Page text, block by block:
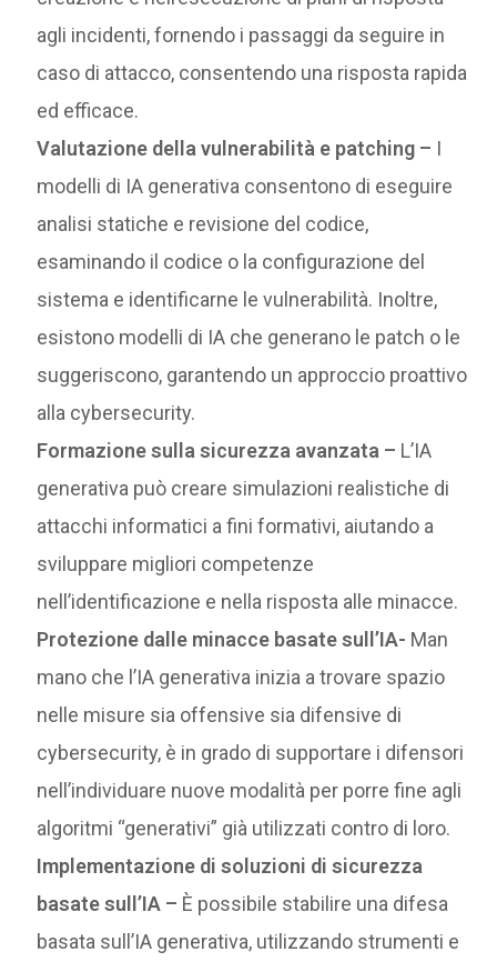
agli incidenti, fornendo i passaggi da seguire in
caso di attacco, consentendo una risposta rapida
ed efficace.
Valutazione della vulnerabilità e patching – I
modelli di IA generativa consentono di eseguire
analisi statiche e revisione del codice,
esaminando il codice o la configurazione del
sistema e identificarne le vulnerabilità. Inoltre,
esistono modelli di IA che generano le patch o le
suggeriscono, garantendo un approccio proattivo
alla cybersecurity.
Formazione sulla sicurezza avanzata – L’IA
generativa può creare simulazioni realistiche di
attacchi informatici a fini formativi, aiutando a
sviluppare migliori competenze
nell’identificazione e nella risposta alle minacce.
Protezione dalle minacce basate sull’IA- Man
mano che l’IA generativa inizia a trovare spazio
nelle misure sia offensive sia difensive di
cybersecurity, è in grado di supportare i difensori
nell’individuare nuove modalità per porre fine agli
algoritmi “generativi” già utilizzati contro di loro.
Implementazione di soluzioni di sicurezza
basate sull’IA – È possibile stabilire una difesa
basata sull’IA generativa, utilizzando strumenti e